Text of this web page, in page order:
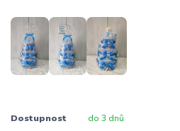
Dostupnost do 3 dnů